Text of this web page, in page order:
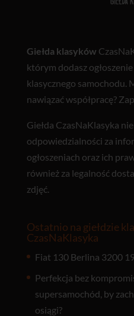
Giełda klasyków
którym dodasz
klasycznego samochodu.
nawiązać współpracę?
Giełda CzasNaKlasyka
odpowiedzialności za
ogłoszeniach oraz ich
również za legalność
zdjęć.
Ostatnio na giełdzie
CzasNaKlasyka
Fiat 130 Berlina 3200
Perfekcja bez
supersamochód, by
osiągi?